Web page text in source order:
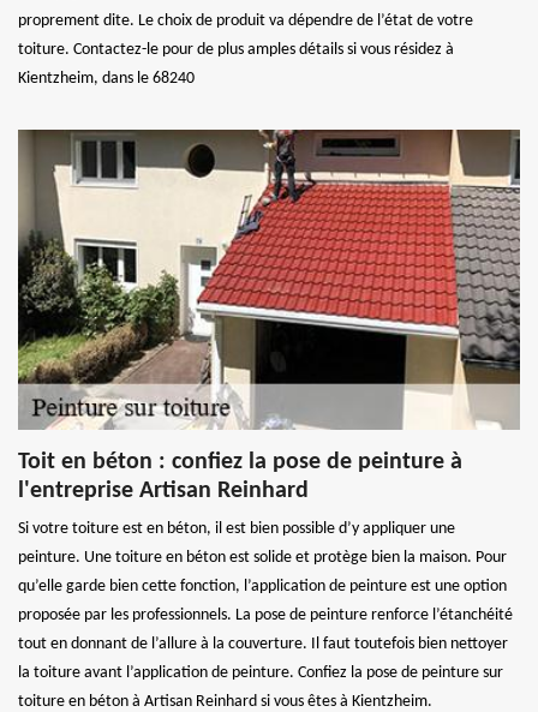
proprement dite. Le choix de produit va dépendre de l’état de votre
toiture. Contactez-le pour de plus amples détails si vous résidez à
Kientzheim, dans le 68240
Toit en béton : confiez la pose de peinture à
l'entreprise Artisan Reinhard
Si votre toiture est en béton, il est bien possible d’y appliquer une
peinture. Une toiture en béton est solide et protège bien la maison. Pour
qu’elle garde bien cette fonction, l’application de peinture est une option
proposée par les professionnels. La pose de peinture renforce l’étanchéité
tout en donnant de l’allure à la couverture. Il faut toutefois bien nettoyer
la toiture avant l’application de peinture. Confiez la pose de peinture sur
toiture en béton à Artisan Reinhard si vous êtes à Kientzheim.